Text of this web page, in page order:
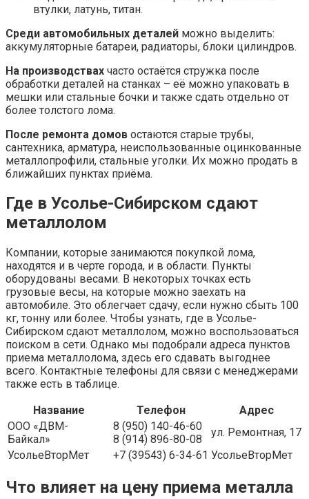
втулки, латунь, титан.
Среди автомобильных деталей можно выделить:
аккумуляторные батареи, радиаторы, блоки цилиндров.
На производствах часто остаётся стружка после
обработки деталей на станках – её можно упаковать в
мешки или стальные бочки и также сдать отдельно от
более толстого лома.
После ремонта домов остаются старые трубы,
сантехника, арматура, неиспользованные оцинкованные
металлопрофили, стальные уголки. Их можно продать в
ближайших пунктах приёма.
Где в Усолье-Сибирском сдают
металлолом
Компании, которые занимаются покупкой лома,
находятся и в черте города, и в области. Пункты
оборудованы весами. В некоторых точках есть
грузовые весы, на которые можно заехать на
автомобиле. Это облегчает сдачу, если нужно сбыть 100
кг, тонну или более. Чтобы узнать, где в Усолье-
Сибирском сдают металлолом, можно воспользоваться
поиском в сети. Однако мы подобрали адреса пунктов
приема металлолома, здесь его сдавать выгоднее
всего. Контактные телефоны для связи с менеджерами
также есть в таблице.
Название
Телефон
Адрес
ООО «ДВМ-
Байкал»
8 (950) 140-46-60
8 (914) 896-80-08
ул. Ремонтная, 17
УсольеВторМет
+7 (39543) 6-34-61 УсольеВторМет
Что влияет на цену приема металла